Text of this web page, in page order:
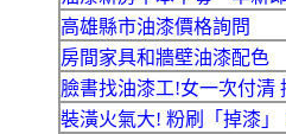
高雄縣市油漆價格詢問
房間家具和牆壁油漆配色
臉書找油漆工!女一次付清
裝潢火氣大! 粉刷「掉漆」